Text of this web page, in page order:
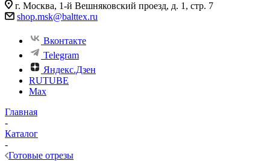
г. Москва, 1-й Вешняковский проезд, д. 1, стр. 7
shop.msk@balttex.ru
Вконтакте
Telegram
Яндекс.Дзен
RUTUBE
Max
Главная
-
Каталог
-
Готовые отрезы